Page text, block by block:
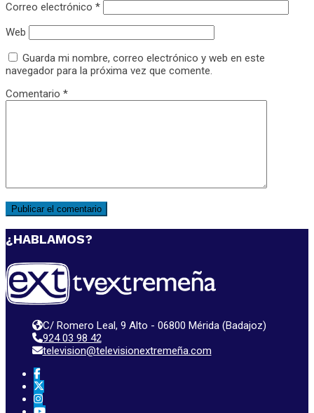
Correo electrónico *
Web
Guarda mi nombre, correo electrónico y web en este
navegador para la próxima vez que comente.
Comentario *
¿HABLAMOS?
C/ Romero Leal, 9 Alto - 06800 Mérida (Badajoz)
924 03 98 42
television@televisionextremeña.com